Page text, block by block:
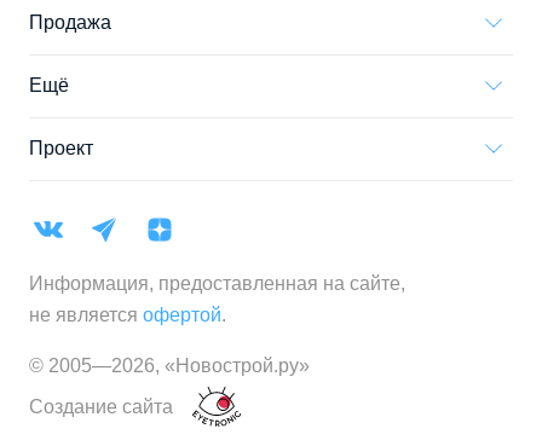
Продажа
Ещё
Проект
Информация, предоставленная на сайте,
не является офертой.
© 2005—2026, «Новострой.ру»
Создание сайта